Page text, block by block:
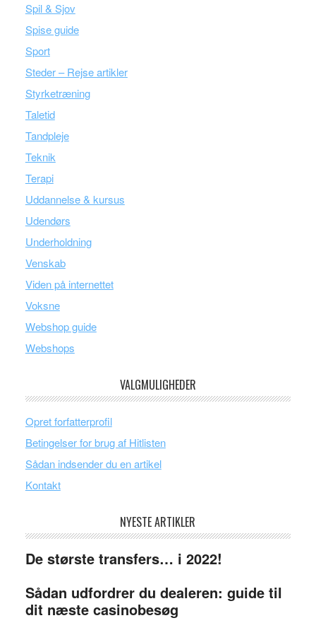
Spil & Sjov
Spise guide
Sport
Steder – Rejse artikler
Styrketræning
Taletid
Tandpleje
Teknik
Terapi
Uddannelse & kursus
Udendørs
Underholdning
Venskab
Viden på internettet
Voksne
Webshop guide
Webshops
VALGMULIGHEDER
Opret forfatterprofil
Betingelser for brug af Hitlisten
Sådan indsender du en artikel
Kontakt
NYESTE ARTIKLER
De største transfers… i 2022!
Sådan udfordrer du dealeren: guide til
dit næste casinobesøg